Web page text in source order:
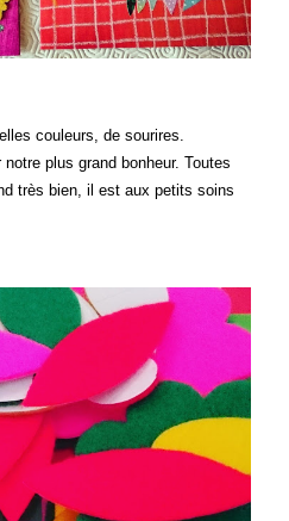
couleurs, de sourires.
plus grand bonheur. Toutes
très bien, il est aux petits soins